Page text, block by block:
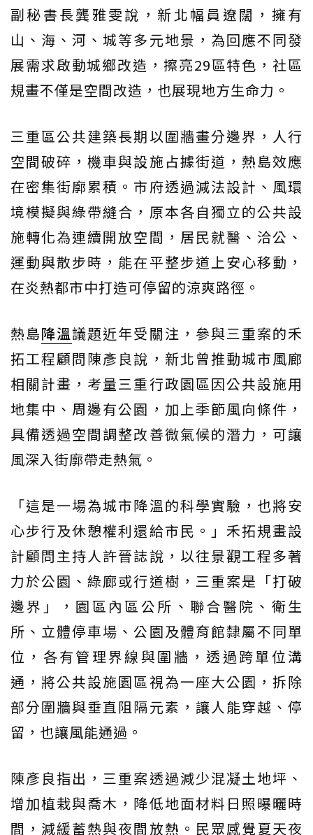
副秘書長龔雅雯說，新北幅員遼闊，擁有
山、海、河、城等多元地景，為回應不同發
展需求啟動城鄉改造，擦亮29區特色，社區
規畫不僅是空間改造，也展現地方生命力。
三重區公共建築長期以圍牆畫分邊界，人行
空間破碎，機車與設施占據街道，熱島效應
在密集街廓累積。市府透過減法設計、風環
境模擬與綠帶縫合，原本各自獨立的公共設
施轉化為連續開放空間，居民就醫、洽公、
運動與散步時，能在平整步道上安心移動，
在炎熱都市中打造可停留的涼爽路徑。
熱島降溫議題近年受關注，參與三重案的禾
拓工程顧問陳彥良說，新北曾推動城市風廊
相關計畫，考量三重行政園區因公共設施用
地集中、周邊有公園，加上季節風向條件，
具備透過空間調整改善微氣候的潛力，可讓
風深入街廓帶走熱氣。
「這是一場為城市降溫的科學實驗，也將安
心步行及休憩權利還給市民。」禾拓規畫設
計顧問主持人許晉誌說，以往景觀工程多著
力於公園、綠廊或行道樹，三重案是「打破
邊界」，園區內區公所、聯合醫院、衛生
所、立體停車場、公園及體育館隸屬不同單
位，各有管理界線與圍牆，透過跨單位溝
通，將公共設施園區視為一座大公園，拆除
部分圍牆與垂直阻隔元素，讓人能穿越、停
留，也讓風能通過。
陳彥良指出，三重案透過減少混凝土地坪、
增加植栽與喬木，降低地面材料日照曝曬時
間，減緩蓄熱與夜間放熱。民眾感覺夏天夜